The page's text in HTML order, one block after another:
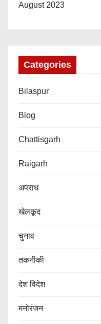
August 2023
Categories
Bilaspur
Blog
Chattisgarh
Raigarh
अपराध
खेलकूद
चुनाव
तकनीकी
देश विदेश
मनोरंजन